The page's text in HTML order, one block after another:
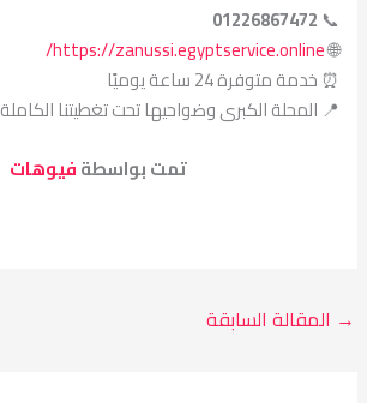
📞
01226867472
🌐
https://zanussi.egyptservice.online/
⏰ خدمة متوفرة 24 ساعة يوميًا
📍 المحلة الكبرى وضواحيها تحت تغطيتنا الكاملة
تمت بواسطةفيوهات
→ المقالة السابقة